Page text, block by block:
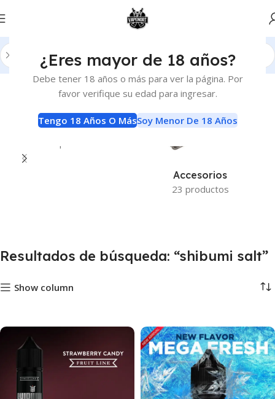
¿Eres mayor de 18 años?
Debe tener 18 años o más para ver la página. Por
favor verifique su edad para ingresar.
Tengo 18 Años O MásSoy Menor De 18 Años
Inicio Tienda Resultados de búsqueda para “shibumi salt”
Sin Categorizar
Accesorios
23 productos
Resultados de búsqueda: “shibumi salt”
Show column